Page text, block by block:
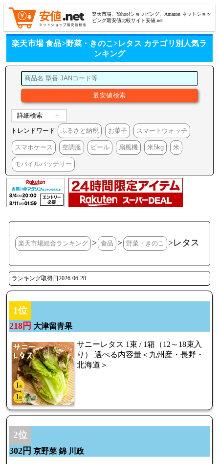
楽天市場、Yahoo!ショッピング、Amazon ネットショッ
ピング最安値比較サイト安値.net
楽天市場 食品>野菜・きのこ>レタス カテゴリ別人気ラ
ンキング
詳細検索
トレンドワード ふるさと納税 お菓子 スマートウォッチ
スマホケース 空調服 ビール 扇風機 米5kg 米
モバイルバッテリー
楽天市場総合ランキング > 食品 > 野菜・きのこ >レタス
ランキング取得日2026-06-28
1位
218円 大津留青果
サニーレタス 1束 / 1箱（12～18束入
り） 選べる内容量＜九州産・長野・
北海道＞
2位
302円 京野菜 錦 川政